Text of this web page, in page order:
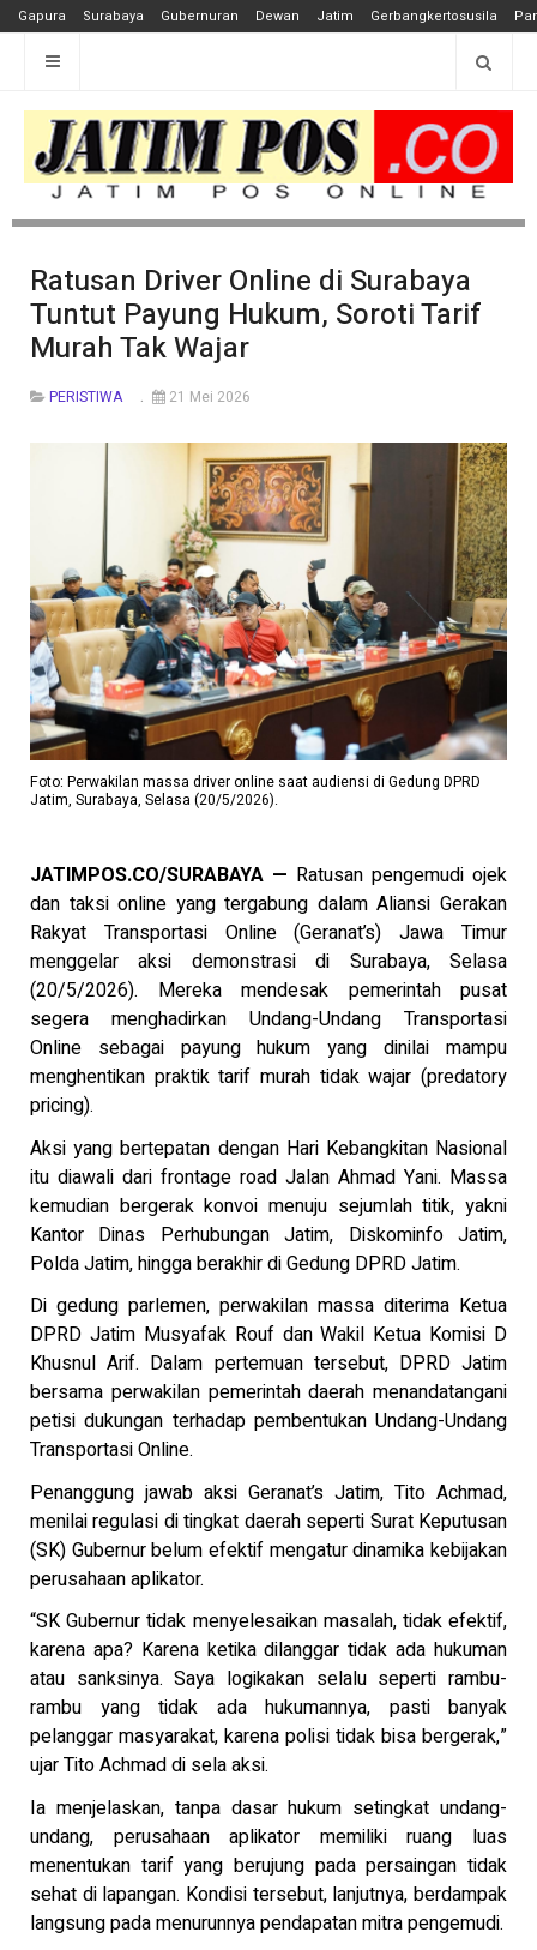
Gapura Surabaya Gubernuran Dewan Jatim Gerbangkertosusila
Ratusan Driver Online di Surabaya
Tuntut Payung Hukum, Soroti Tarif
Murah Tak Wajar
PERISTIWA 21 Mei 2026
Foto: Perwakilan massa driver online saat audiensi di Gedung DPRD
Jatim, Surabaya, Selasa (20/5/2026).
JATIMPOS.CO/SURABAYA — Ratusan pengemudi ojek
dan taksi online yang tergabung dalam Aliansi Gerakan
Rakyat Transportasi Online (Geranat’s) Jawa Timur
menggelar aksi demonstrasi di Surabaya, Selasa
(20/5/2026). Mereka mendesak pemerintah pusat
segera menghadirkan Undang-Undang Transportasi
Online sebagai payung hukum yang dinilai mampu
menghentikan praktik tarif murah tidak wajar (predatory
pricing).
Aksi yang bertepatan dengan Hari Kebangkitan Nasional
itu diawali dari frontage road Jalan Ahmad Yani. Massa
kemudian bergerak konvoi menuju sejumlah titik, yakni
Kantor Dinas Perhubungan Jatim, Diskominfo Jatim,
Polda Jatim, hingga berakhir di Gedung DPRD Jatim.
Di gedung parlemen, perwakilan massa diterima Ketua
DPRD Jatim Musyafak Rouf dan Wakil Ketua Komisi D
Khusnul Arif. Dalam pertemuan tersebut, DPRD Jatim
bersama perwakilan pemerintah daerah menandatangani
petisi dukungan terhadap pembentukan Undang-Undang
Transportasi Online.
Penanggung jawab aksi Geranat’s Jatim, Tito Achmad,
menilai regulasi di tingkat daerah seperti Surat Keputusan
(SK) Gubernur belum efektif mengatur dinamika kebijakan
perusahaan aplikator.
“SK Gubernur tidak menyelesaikan masalah, tidak efektif,
karena apa? Karena ketika dilanggar tidak ada hukuman
atau sanksinya. Saya logikakan selalu seperti rambu-
rambu yang tidak ada hukumannya, pasti banyak
pelanggar masyarakat, karena polisi tidak bisa bergerak,”
ujar Tito Achmad di sela aksi.
Ia menjelaskan, tanpa dasar hukum setingkat undang-
undang, perusahaan aplikator memiliki ruang luas
menentukan tarif yang berujung pada persaingan tidak
sehat di lapangan. Kondisi tersebut, lanjutnya, berdampak
langsung pada menurunnya pendapatan mitra pengemudi.